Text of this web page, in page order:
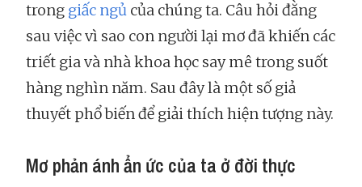
trong giấc ngủ của chúng ta. Câu hỏi đằng
sau việc vì sao con người lại mơ đã khiến các
triết gia và nhà khoa học say mê trong suốt
hàng nghìn năm. Sau đây là một số giả
thuyết phổ biến để giải thích hiện tượng này.
Mơ phản ánh ẩn ức của ta ở đời thực